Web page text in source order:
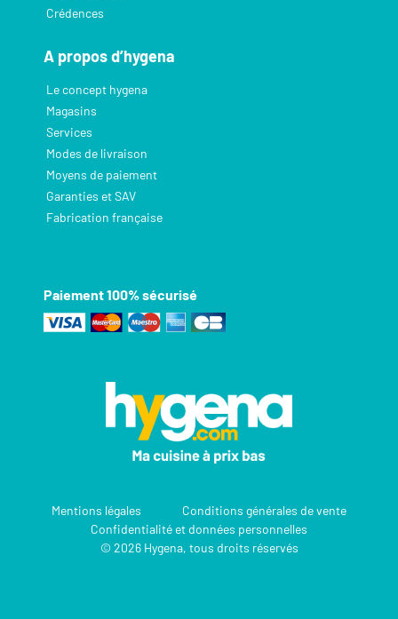
Crédences
A propos d’hygena
Le concept hygena
Magasins
Services
Modes de livraison
Moyens de paiement
Garanties et SAV
Fabrication française
Paiement 100% sécurisé
Mentions légales
Conditions générales de vente
Confidentialité et données personnelles
© 2026 Hygena, tous droits réservés